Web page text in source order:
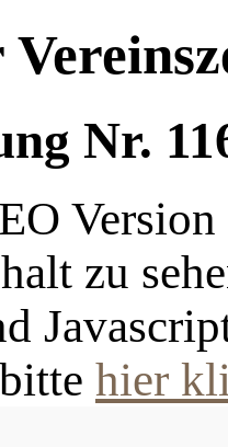
Nr.
zu
hier